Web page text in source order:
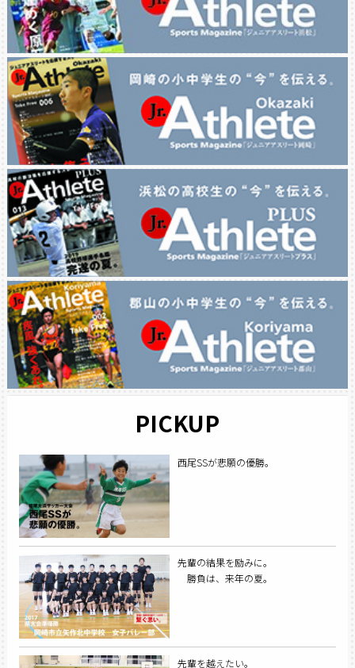
PICKUP
西尾SSが悲願の優勝。
先輩の結果を励みに。
勝負は、来年の夏。
先輩を越えたい。